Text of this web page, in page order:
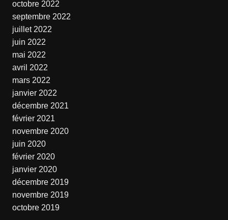
octobre 2022
septembre 2022
juillet 2022
juin 2022
mai 2022
avril 2022
mars 2022
janvier 2022
décembre 2021
février 2021
novembre 2020
juin 2020
février 2020
janvier 2020
décembre 2019
novembre 2019
octobre 2019